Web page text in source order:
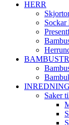
HERR
Sockar
Saker